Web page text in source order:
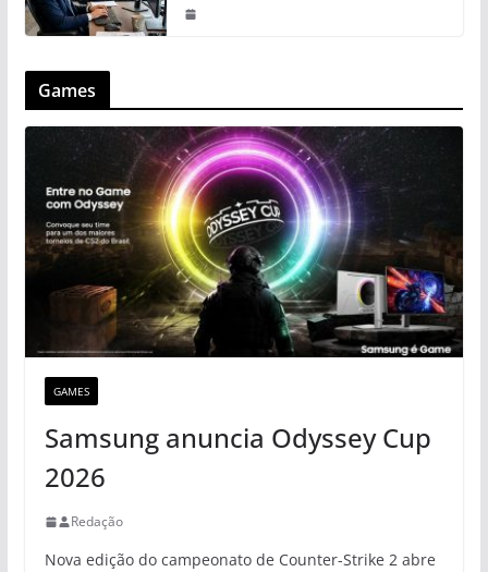
Games
GAMES
Samsung anuncia Odyssey Cup
2026
Redação
Nova edição do campeonato de Counter-Strike 2 abre